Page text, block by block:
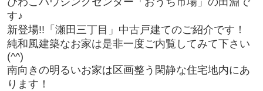
す♪
新登場!!「瀬田三丁目」中古戸建てのご紹介です！
純和風建築なお家は是非一度ご内覧してみて下さい
(^^)
南向きの明るいお家は区画整う閑静な住宅地内にあ
ります！